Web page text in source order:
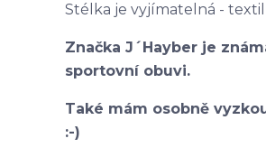
Stélka je vyjímatelná -
Značka J´Hayber je
sportovní obuvi.
Také mám osobně
:-)